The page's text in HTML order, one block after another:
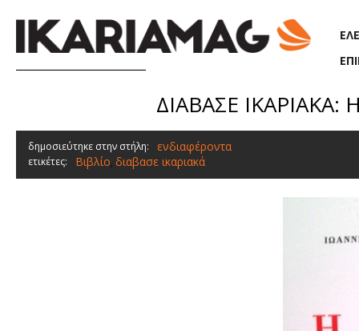
ΔΙΑΒΑΣΕ ΙΚΑΡΙΑΚΑ:
δημοσιεύτηκε στην στήλη: ενδιαφέροντα
ετικέτες: Βιβλίο, διαβασε ικαριακά